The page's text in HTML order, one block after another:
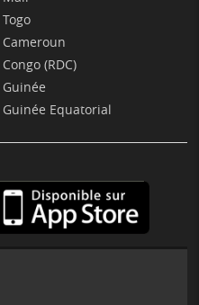
Togo
Cameroun
Congo (RDC)
Guinée
Guinée Equatorial